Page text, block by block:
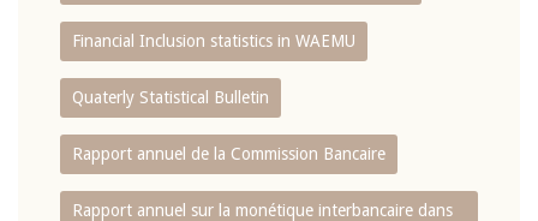
Financial Inclusion statistics in WAEMU
Quaterly Statistical Bulletin
Rapport annuel de la Commission Bancaire
Rapport annuel sur la monétique interbancaire dans